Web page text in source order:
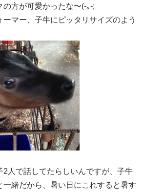
方が可愛かったな〜(-｡-;
ーマー、子牛にピッタリサイズのよう
2人で話してたらしいんですが、子牛
一緒だから、暑い日にこれすると暑す